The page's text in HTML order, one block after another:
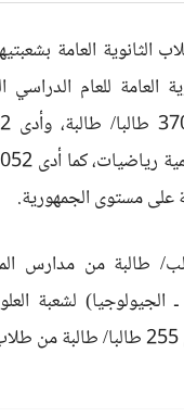
الثانوية العامة
الجيولوجيا) لشعبة